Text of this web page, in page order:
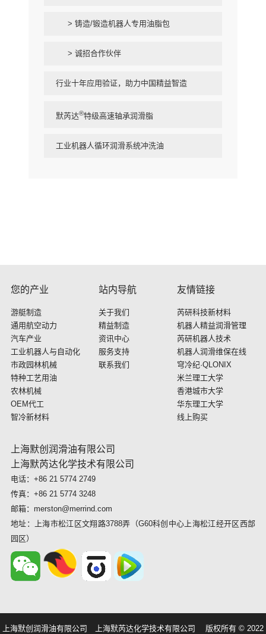
> 铸造/锻造机器人专用油脂包
> 诚招合作伙伴
行业十年应用验证，助力中国精益智造
默芮达®特级高速轴承润滑脂
工业机器人循环润滑系统冲洗油
您的产业
游艇制造
通用航空动力
汽车产业
工业机器人与自动化
市政园林机械
特种工艺用油
农林机械
OEM代工
智冷新材料
站内导航
关于我们
精益制造
资讯中心
服务支持
联系我们
友情链接
芮研科技新材料
机器人精益润滑管理
芮研机器人技术
机器人润滑维保在线
穹冷纪·QLONIX
米兰理工大学
香港城市大学
华东理工大学
线上购买
上海默创润滑油有限公司
上海默芮达化学技术有限公司
电话：+86 21 5774 2749
传真：+86 21 5774 3248
邮箱：merston@merrind.com
地址：上海市松江区文翔路3788弄（G60科创中心上海松江经开区西部
园区）
上海默创润滑油有限公司 上海默芮达化学技术有限公司 版权所有 © 2022